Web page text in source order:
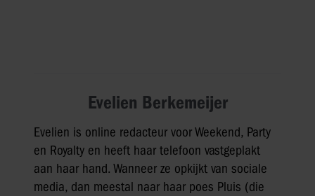
Evelien Berkemeijer
Evelien is online redacteur voor Weekend, Party
en Royalty en heeft haar telefoon vastgeplakt
aan haar hand. Wanneer ze opkijkt van sociale
media, dan meestal naar haar poes Pluis (die